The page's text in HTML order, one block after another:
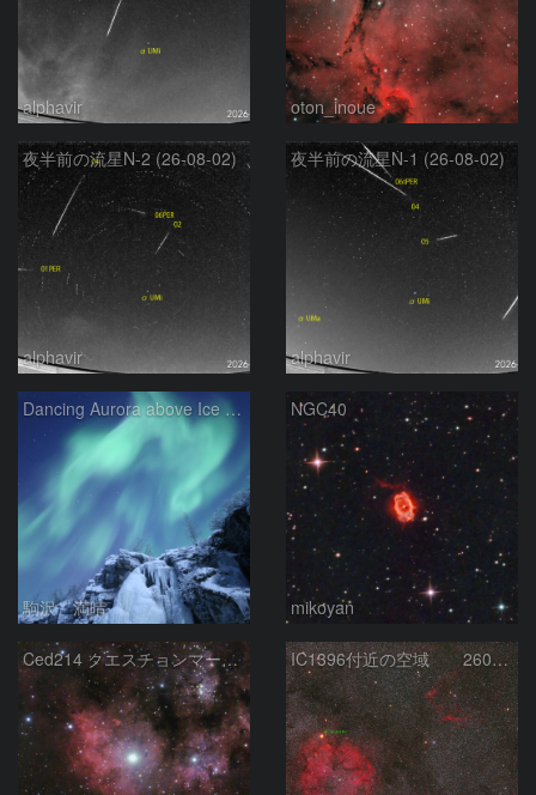
alphavir oton_inoue
夜半前の流星N-2 (26-08-02)
alphavir
夜半前の流星N-1 (26-08-02)
alphavir
Dancing Aurora above Ice Fall
駒沢 満晴
NGC40
mikoyan
Ced214 クエスチョンマーク星雲の“心臓部” IC1396付近の空域 260720